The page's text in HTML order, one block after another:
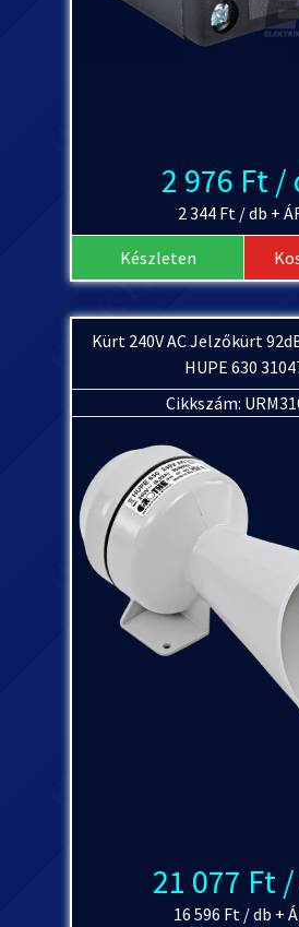
2 976 Ft /
2 344 Ft / db +
Készleten
Kürt 240V AC Jelzőkürt
HUPE 630
Cikkszám:
21 077 Ft
16 596 Ft / db +